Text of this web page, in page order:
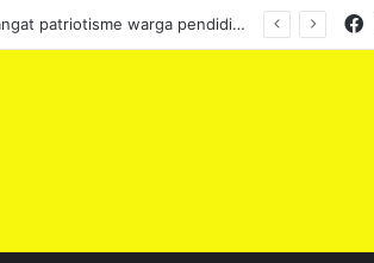
Semarak Bulan Kebangsaan JPNS 2026 meriah, suntik semangat patriotisme warga pendidikan